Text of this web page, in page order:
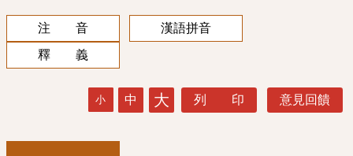
注 音
漢語拼音
釋 義
小 中 大 列 印 意見回饋